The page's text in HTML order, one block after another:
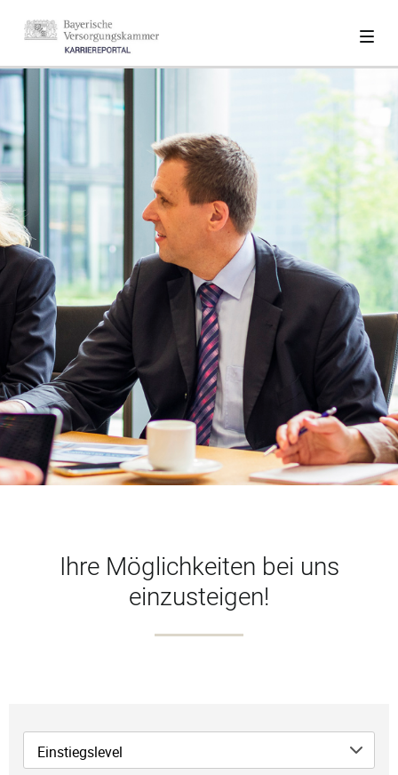
Ihre Möglichkeiten bei uns
einzusteigen!
Einstiegslevel